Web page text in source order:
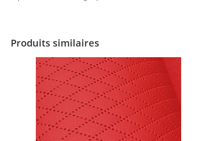
Produits similaires